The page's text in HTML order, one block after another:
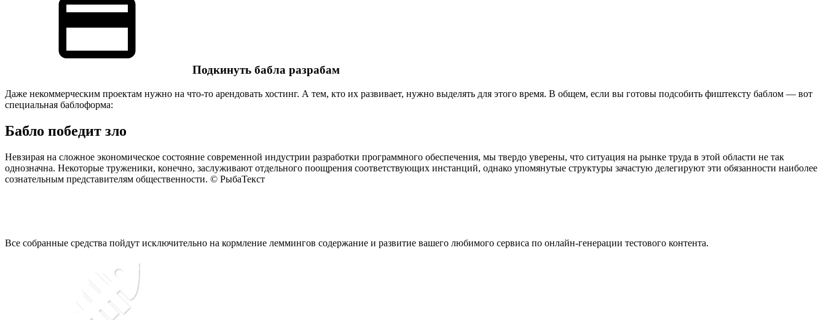
Подкинуть бабла разрабам
Даже некоммерческим проектам нужно на что-то арендовать хостинг. А тем, кто их развивает, нужно выделять для этого время. В общем, если вы готовы подсобить фиштексту баблом — вот
специальная баблоформа:
Бабло победит зло
Невзирая на сложное экономическое состояние современной индустрии разработки программного обеспечения, мы твердо уверены, что ситуация на рынке труда в этой области не так
однозначна. Некоторые труженики, конечно, заслуживают отдельного поощрения соответствующих инстанций, однако упомянутые структуры зачастую делегируют эти обязанности наиболее
сознательным представителям общественности. © РыбаТекст
Все собранные средства пойдут исключительно на кормление леммингов содержание и развитие вашего любимого сервиса по онлайн-генерации тестового контента.